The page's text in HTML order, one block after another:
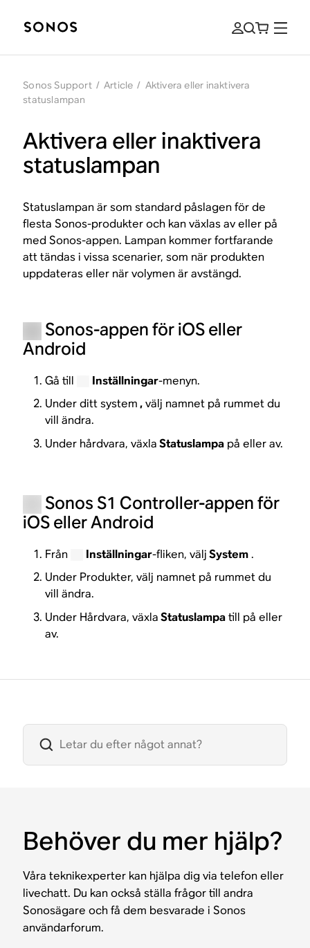
Sonos Support / Article / Aktivera eller inaktivera
statuslampan
Aktivera eller inaktivera
statuslampan
Statuslampan är som standard påslagen för de
flesta Sonos-produkter och kan växlas av eller på
med Sonos-appen. Lampan kommer fortfarande
att tändas i vissa scenarier, som när produkten
uppdateras eller när volymen är avstängd.
Sonos-appen för iOS eller
Android
Gå till Inställningar-menyn.
Under ditt system,välj namnet på rummet du
vill ändra.
Under hårdvara, växlaStatuslampa på eller av.
Sonos S1 Controller-appen för
iOS eller Android
Från Inställningar-fliken, väljSystem.
Under Produkter, välj namnet på rummet du
vill ändra.
Under Hårdvara, växlaStatuslampatill på eller
av.
Behöver du mer hjälp?
Våra teknikexperter kan hjälpa dig via telefon eller
livechatt. Du kan också ställa frågor till andra
Sonosägare och få dem besvarade i Sonos
användarforum.